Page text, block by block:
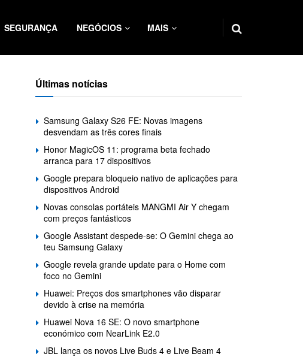
SEGURANÇA NEGÓCIOS MAIS
Últimas notícias
Samsung Galaxy S26 FE: Novas imagens
desvendam as três cores finais
Honor MagicOS 11: programa beta fechado
arranca para 17 dispositivos
Google prepara bloqueio nativo de aplicações para
dispositivos Android
Novas consolas portáteis MANGMI Air Y chegam
com preços fantásticos
Google Assistant despede-se: O Gemini chega ao
teu Samsung Galaxy
Google revela grande update para o Home com
foco no Gemini
Huawei: Preços dos smartphones vão disparar
devido à crise na memória
Huawei Nova 16 SE: O novo smartphone
económico com NearLink E2.0
JBL lança os novos Live Buds 4 e Live Beam 4